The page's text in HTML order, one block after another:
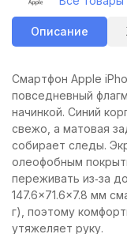
Описание
Смартфон Apple
повседневный
начинкой. Синий
свежо, а матовая
собирает следы.
олеофобным
переживать из‑за
147.6×71.6×7.8 мм
г), поэтому
утяжеляет руку.